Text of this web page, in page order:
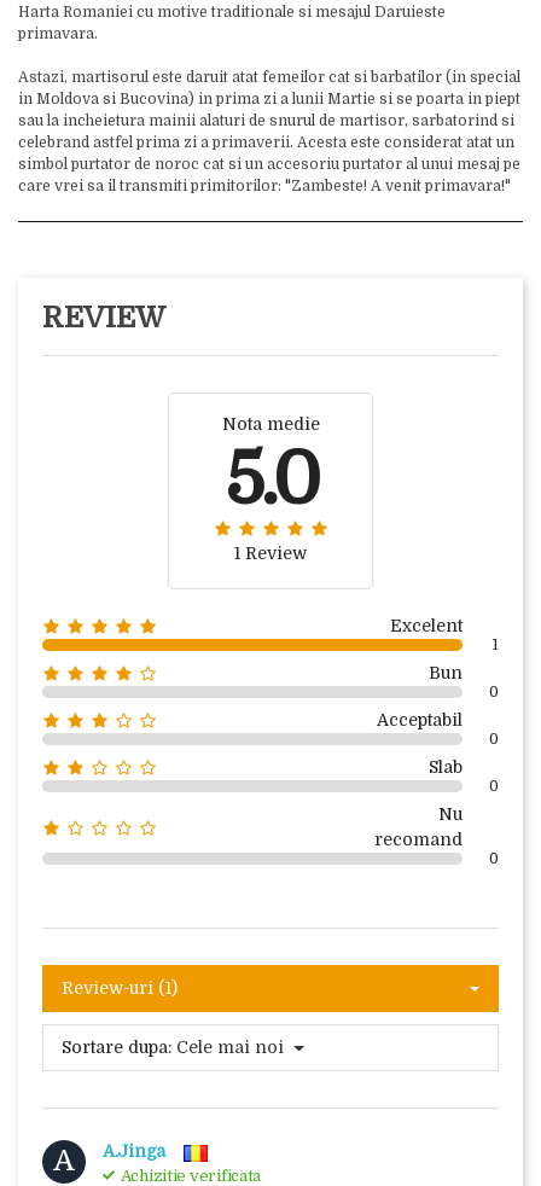
Harta Romaniei cu motive traditionale si mesajul Daruieste
primavara.
Astazi, martisorul este daruit atat femeilor cat si barbatilor (in special
in Moldova si Bucovina) in prima zi a lunii Martie si se poarta in piept
sau la incheietura mainii alaturi de snurul de martisor, sarbatorind si
celebrand astfel prima zi a primaverii. Acesta este considerat atat un
simbol purtator de noroc cat si un accesoriu purtator al unui mesaj pe
care vrei sa il transmiti primitorilor: "Zambeste! A venit primavara!"
REVIEW
Nota medie
5.0
1 Review
Excelent
1
Bun
0
Acceptabil
0
Slab
0
Nu
recomand
0
Review-uri (1)
Sortare dupa: Cele mai noi
A A.Jinga
Achizitie verificata